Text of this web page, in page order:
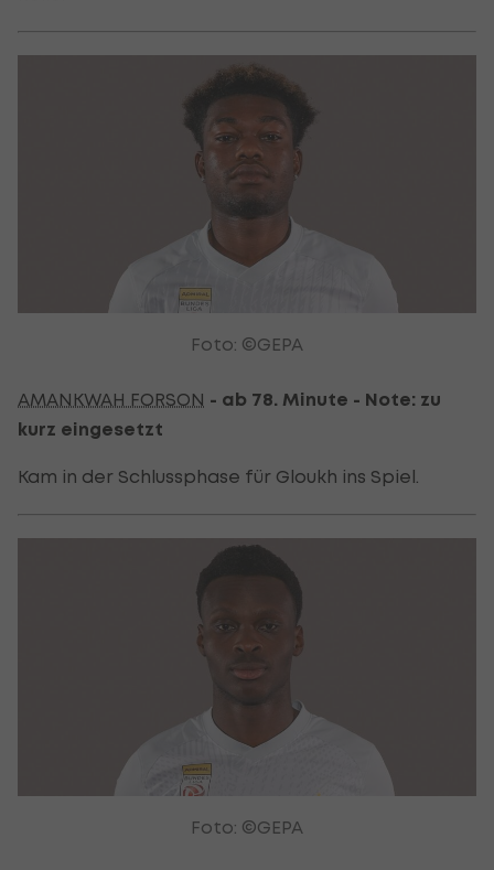
Foto: ©GEPA
AMANKWAH FORSON - ab 78. Minute - Note: zu
kurz eingesetzt
Kam in der Schlussphase für Gloukh ins Spiel.
Foto: ©GEPA